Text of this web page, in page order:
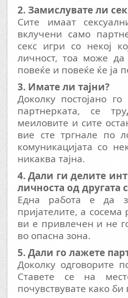
2. Замислувате ли
Сите имаат
вклучени само
секс игри со некој
личност, тоа може да
повеќе и повеќе ќе ја
3. Имате ли тајни?
Доколку постојано
партнерката, се
меиловите и сите
вие сте тргнале по
комуникацијата со
никаква тајна.
4. Дали ги делите
личноста од другата
Една работа е да
пријателите, а сосема
ви е привлечен и не
во опасна зона.
5. Дали го лажете
Доколку одговорите
Ставете се на
почувствувате како